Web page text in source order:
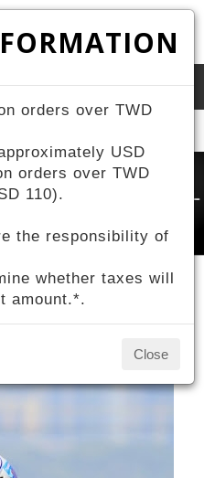
Toggle
orders over TWD
USD
orders over TWD
110).
the responsibility of
whether taxes will
amount.*.
Close